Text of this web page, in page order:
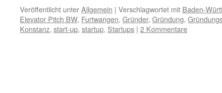
Veröffentlicht unterAllgemein | Verschlagwortet mit Baden-
Elevator Pitch BW, Furtwangen, Gründer, Gründung,
Konstanz, start-up, startup, Startups | 2 Kommentare